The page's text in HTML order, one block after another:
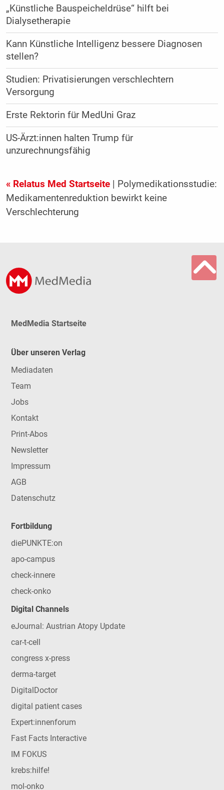
„Künstliche Bauspeicheldrüse“ hilft bei
Dialysetherapie
Kann Künstliche Intelligenz bessere Diagnosen
stellen?
Studien: Privatisierungen verschlechtern
Versorgung
Erste Rektorin für MedUni Graz
US-Ärzt:innen halten Trump für
unzurechnungsfähig
« Relatus Med Startseite| Polymedikationsstudie:
Medikamentenreduktion bewirkt keine
Verschlechterung
MedMedia Startseite
Über unseren Verlag
Mediadaten
Team
Jobs
Kontakt
Print-Abos
Newsletter
Impressum
AGB
Datenschutz
Fortbildung
diePUNKTE:on
apo-campus
check-innere
check-onko
Digital Channels
eJournal: Austrian Atopy Update
car-t-cell
congress x-press
derma-target
DigitalDoctor
digital patient cases
Expert:innenforum
Fast Facts Interactive
IM FOKUS
krebs:hilfe!
mol-onko